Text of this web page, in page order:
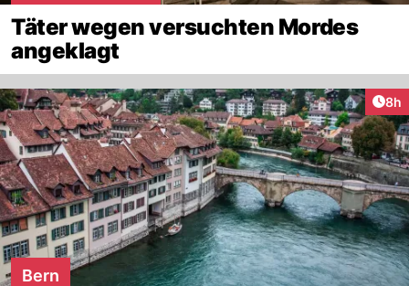
Täter wegen versuchten Mordes
angeklagt
8h
Bern